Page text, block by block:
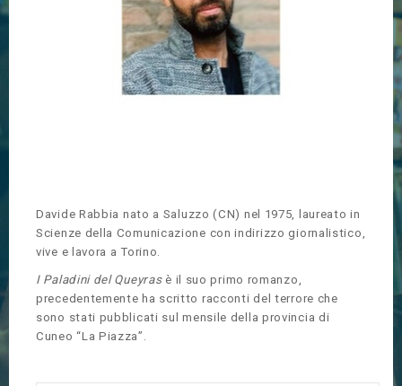
Davide Rabbia nato a Saluzzo (CN) nel 1975, laureato in
Scienze della Comunicazione con indirizzo giornalistico,
vive e lavora a Torino.
I Paladini del Queyrasè il suo primo romanzo,
precedentemente ha scritto racconti del terrore che
sono stati pubblicati sul mensile della provincia di
Cuneo “La Piazza”.